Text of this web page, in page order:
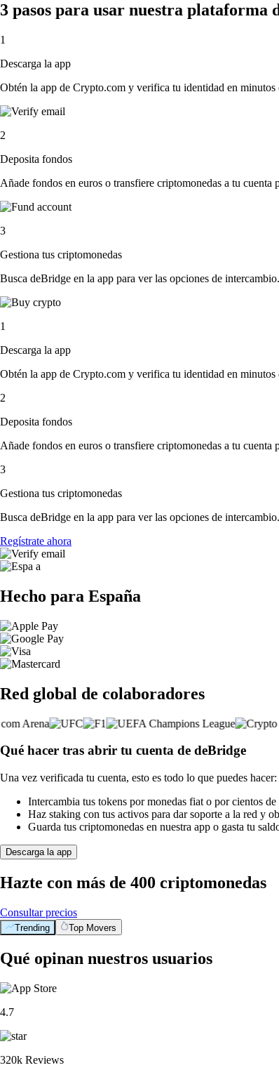
3 pasos para usar nuestra plataforma
1
Descarga la app
Obtén la app de Crypto.com y verifica tu identidad en minutos
2
Deposita fondos
Añade fondos en euros o transfiere criptomonedas a tu cuenta
3
Gestiona tus criptomonedas
Busca deBridge en la app para ver las opciones de
1
Descarga la app
Obtén la app de Crypto.com y verifica tu identidad en minutos
2
Deposita fondos
Añade fondos en euros o transfiere criptomonedas a tu cuenta
3
Gestiona tus criptomonedas
Busca deBridge en la app para ver las opciones de
Regístrate ahora
Hecho para España
Red global de colaboradores
Qué hacer tras abrir tu cuenta de deBridge
Una vez verificada tu cuenta, esto es todo lo que puedes hacer:
Intercambia tus tokens por monedas fiat o por cientos
Haz staking con tus activos para dar soporte a la red y
Guarda tus criptomonedas en nuestra app o gasta tu
Descarga la app
Hazte con más de 400 criptomonedas
Consultar precios
Trending Top Movers
Qué opinan nuestros usuarios
4.7
320k Reviews